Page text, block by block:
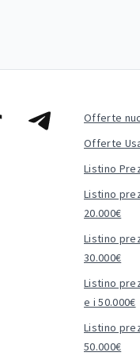
Offerte
Offerte
Listino
Listino
20.000€
Listino
30.000€
Listino
e i 50.000€
Listino
50.000€